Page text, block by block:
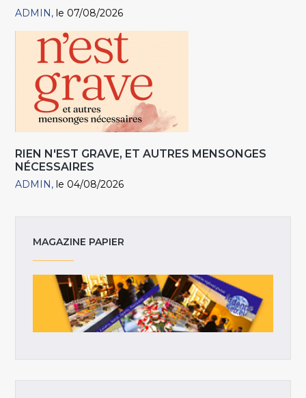
ADMIN le 07/08/2026
RIEN N'EST GRAVE, ET AUTRES MENSONGES
NÉCESSAIRES
ADMIN le 04/08/2026
MAGAZINE PAPIER